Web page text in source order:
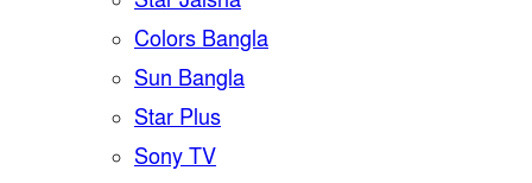
Colors Bangla
Sun Bangla
Star Plus
Sony TV